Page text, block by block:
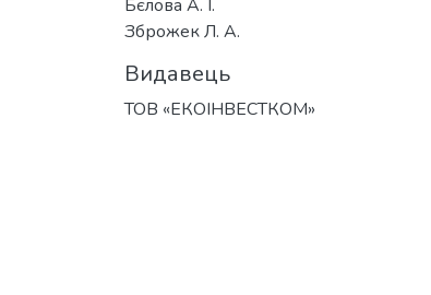
Бєлова А. І.
Зброжек Л. А.
Видавець
ТОВ «ЕКОІНВЕСТКОМ»